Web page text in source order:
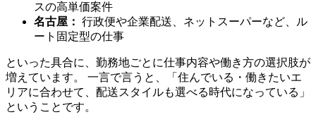
スの高単価案件
名古屋： 行政便や企業配送、ネットスーパーなど、ル
ート固定型の仕事
といった具合に、勤務地ごとに仕事内容や働き方の選択肢が
増えています。 一言で言うと、「住んでいる・働きたいエ
リアに合わせて、配送スタイルも選べる時代になっている」
ということです。